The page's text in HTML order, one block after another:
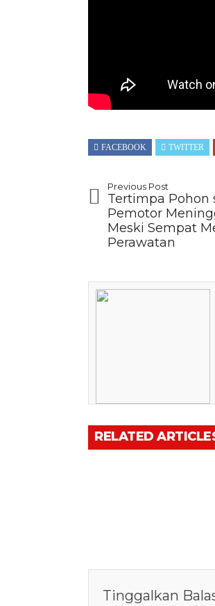
FACEBOOK TWITTER
Previous Post
Tertimpa Pohon
Pemotor
Meski Sempat
Perawatan
RELATED
Tinggalkan